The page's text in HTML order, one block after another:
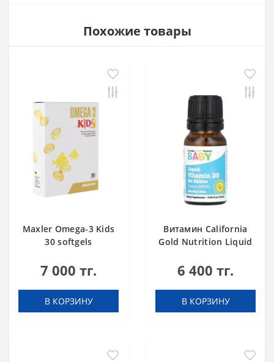
Похожие товары
Maxler Omega-3 Kids
30 softgels
7 000 тг.
В КОРЗИНУ
Витамин California
Gold Nutrition Liquid
Babies, 10 мкг 400 IU
6 400 тг.
В КОРЗИНУ